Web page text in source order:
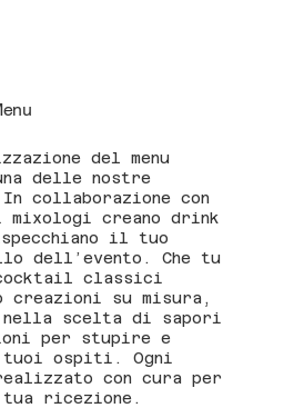
del menu
delle nostre
collaborazione con
creano drink
il tuo
dell’evento. Che tu
classici
su misura,
nella scelta di sapori
per stupire e
ospiti. Ogni
con cura per
ricezione.